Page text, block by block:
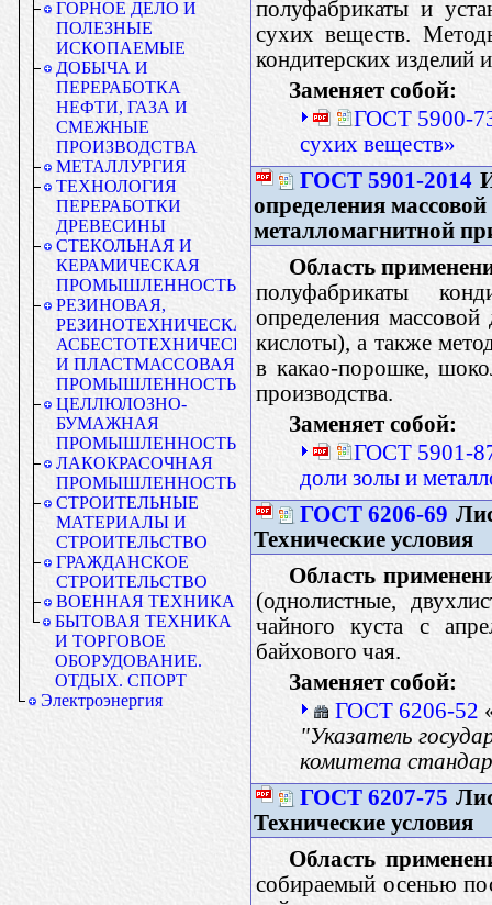
ГОРНОЕ ДЕЛО И
ПОЛЕЗНЫЕ
ИСКОПАЕМЫЕ
ДОБЫЧА И
ПЕРЕРАБОТКА
НЕФТИ, ГАЗА И
СМЕЖНЫЕ
ПРОИЗВОДСТВА
МЕТАЛЛУРГИЯ
ТЕХНОЛОГИЯ
ПЕРЕРАБОТКИ
ДРЕВЕСИНЫ
СТЕКОЛЬНАЯ И
КЕРАМИЧЕСКАЯ
ПРОМЫШЛЕННОСТЬ
РЕЗИНОВАЯ,
РЕЗИНОТЕХНИЧЕСКАЯ,
АСБЕСТОТЕХНИЧЕСКАЯ
И ПЛАСТМАССОВАЯ
ПРОМЫШЛЕННОСТЬ
ЦЕЛЛЮЛОЗНО-
БУМАЖНАЯ
ПРОМЫШЛЕННОСТЬ
ЛАКОКРАСОЧНАЯ
ПРОМЫШЛЕННОСТЬ
СТРОИТЕЛЬНЫЕ
МАТЕРИАЛЫ И
СТРОИТЕЛЬСТВО
ГРАЖДАНСКОЕ
СТРОИТЕЛЬСТВО
ВОЕННАЯ ТЕХНИКА
БЫТОВАЯ ТЕХНИКА
И ТОРГОВОЕ
ОБОРУДОВАНИЕ.
ОТДЫХ. СПОРТ
Электроэнергия
полуфабрикаты и
сухих веществ.
кондитерских изделий
Заменяет собой:
ГОСТ 5900-73
сухих веществ»
ГОСТ 5901-2014
определения
металломагнитной
Область
полуфабрикаты
определения
кислоты), а также
в какао-порошке,
производства.
Заменяет собой:
ГОСТ 5901-87
доли золы и
ГОСТ 6206-69
Технические условия
Область
(однолистные,
чайного куста с
байхового чая.
Заменяет собой:
ГОСТ 6206-52
"Указатель
комитета
ГОСТ 6207-75
Технические условия
Область
собираемый осенью